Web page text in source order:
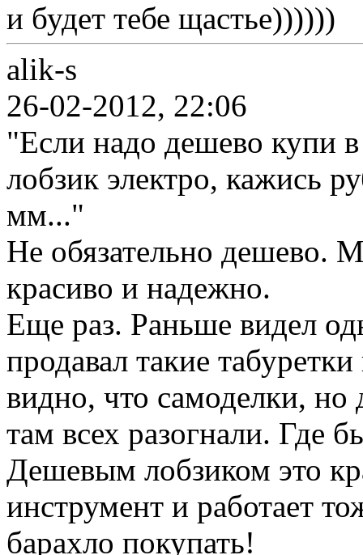
и будет тебе щастье))))))
alik-s
26-02-2012, 22:06
"Если надо дешево купи
лобзик электро, кажись
мм..."
Не обязательно дешево.
красиво и надежно.
Еще раз. Раньше видел
продавал такие
видно, что самоделки, но
там всех разогнали. Где
Дешевым лобзиком это
инструмент и работает
барахло покупать!